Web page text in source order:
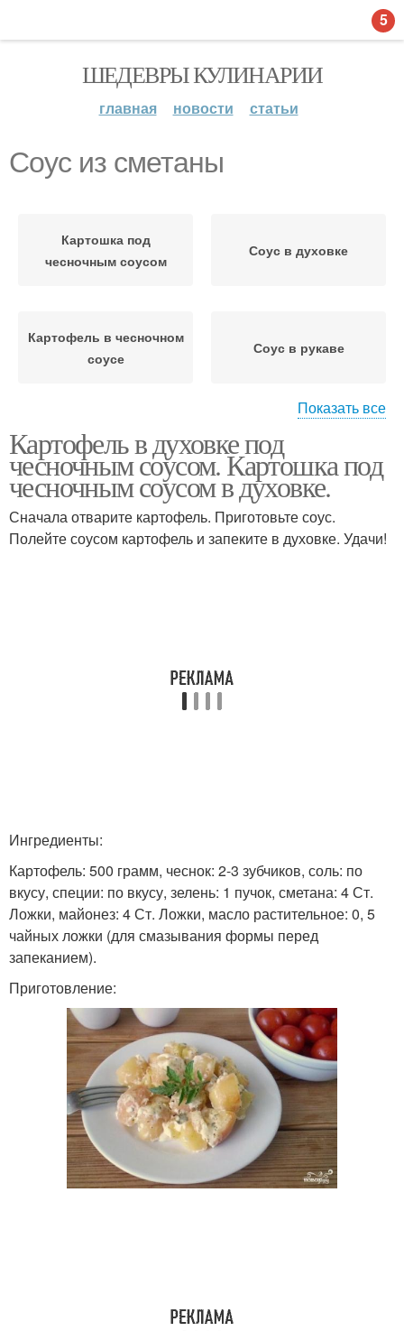
ШЕДЕВРЫ КУЛИНАРИИ
главная новости статьи
Соус из сметаны
Картошка под
чесночным соусом
Соус в духовке
Картофель в чесночном
соусе
Соус в рукаве
Картошка в сливочном
соусе
соусе
Картошка под соусом Соус для картошки
Показать все
Картофель в духовке под
чесночным соусом. Картошка под
чесночным соусом в духовке.
Сначала отварите картофель. Приготовьте соус.
Полейте соусом картофель и запеките в духовке. Удачи!
Ингредиенты:
Картофель: 500 грамм, чеснок: 2-3 зубчиков, соль: по
вкусу, специи: по вкусу, зелень: 1 пучок, сметана: 4 Ст.
Ложки, майонез: 4 Ст. Ложки, масло растительное: 0, 5
чайных ложки (для смазывания формы перед
запеканием).
Приготовление:
5